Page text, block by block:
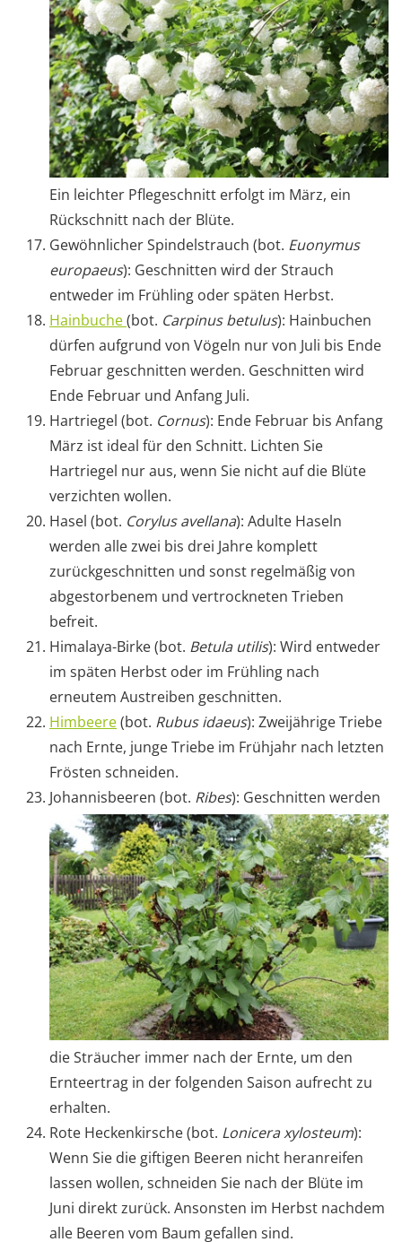
Ein leichter Pflegeschnitt erfolgt im März, ein
Rückschnitt nach der Blüte.
Gewöhnlicher Spindelstrauch (bot. Euonymus
europaeus): Geschnitten wird der Strauch
entweder im Frühling oder späten Herbst.
Hainbuche(bot. Carpinus betulus): Hainbuchen
dürfen aufgrund von Vögeln nur von Juli bis Ende
Februar geschnitten werden. Geschnitten wird
Ende Februar und Anfang Juli.
Hartriegel (bot. Cornus): Ende Februar bis Anfang
März ist ideal für den Schnitt. Lichten Sie
Hartriegel nur aus, wenn Sie nicht auf die Blüte
verzichten wollen.
Hasel (bot. Corylus avellana): Adulte Haseln
werden alle zwei bis drei Jahre komplett
zurückgeschnitten und sonst regelmäßig von
abgestorbenem und vertrockneten Trieben
befreit.
Himalaya-Birke (bot. Betula utilis): Wird entweder
im späten Herbst oder im Frühling nach
erneutem Austreiben geschnitten.
Himbeere(bot. Rubus idaeus): Zweijährige Triebe
nach Ernte, junge Triebe im Frühjahr nach letzten
Frösten schneiden.
Johannisbeeren (bot. Ribes): Geschnitten werden
die Sträucher immer nach der Ernte, um den
Ernteertrag in der folgenden Saison aufrecht zu
erhalten.
Rote Heckenkirsche (bot. Lonicera xylosteum):
Wenn Sie die giftigen Beeren nicht heranreifen
lassen wollen, schneiden Sie nach der Blüte im
Juni direkt zurück. Ansonsten im Herbst nachdem
alle Beeren vom Baum gefallen sind.